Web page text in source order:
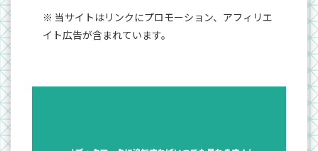
※ 当サイトはリンクにプロモーション、アフィリエ
イト広告が含まれています。